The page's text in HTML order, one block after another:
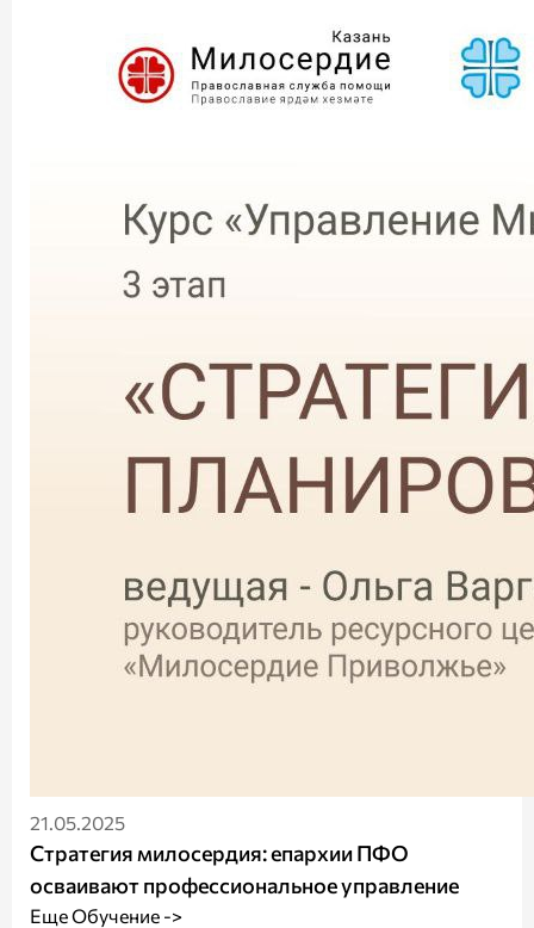
21.05.2025
Стратегия милосердия: епархии ПФО
осваивают профессиональное управление
Еще Обучение ->